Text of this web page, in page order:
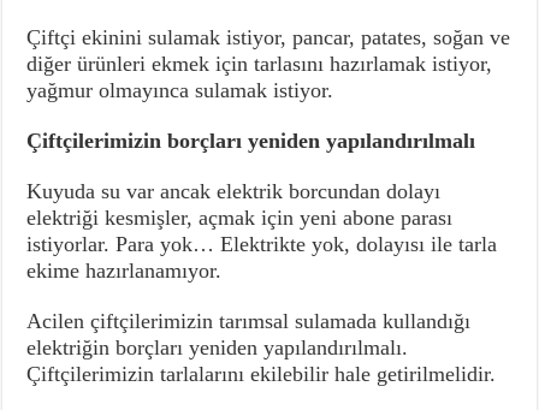
Çiftçi ekinini sulamak istiyor, pancar, patates, soğan ve
diğer ürünleri ekmek için tarlasını hazırlamak istiyor,
yağmur olmayınca sulamak istiyor.
Çiftçilerimizin borçları yeniden yapılandırılmalı
Kuyuda su var ancak elektrik borcundan dolayı
elektriği kesmişler, açmak için yeni abone parası
istiyorlar. Para yok… Elektrikte yok, dolayısı ile tarla
ekime hazırlanamıyor.
Acilen çiftçilerimizin tarımsal sulamada kullandığı
elektriğin borçları yeniden yapılandırılmalı.
Çiftçilerimizin tarlalarını ekilebilir hale getirilmelidir.